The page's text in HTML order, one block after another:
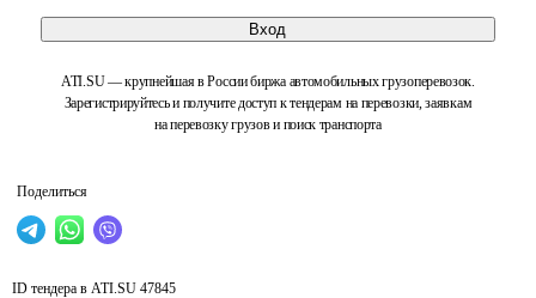
Вход
ATI.SU — крупнейшая в России биржа автомобильных грузоперевозок.
Зарегистрируйтесь и получите доступ к тендерам на перевозки, заявкам
на перевозку грузов и поиск транспорта
Поделиться
ID тендера в ATI.SU 47845